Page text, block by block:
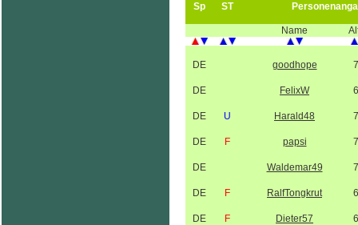
Sp ST
Name
DE goodhope
DE FelixW
DE U Harald48
DE F papsi
DE Waldemar49
DE F RalfTongkrut
DE F Dieter57